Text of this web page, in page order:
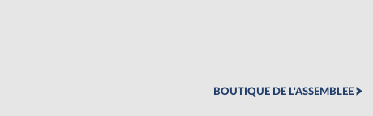
BOUTIQUE DE L'ASSEMBLEE